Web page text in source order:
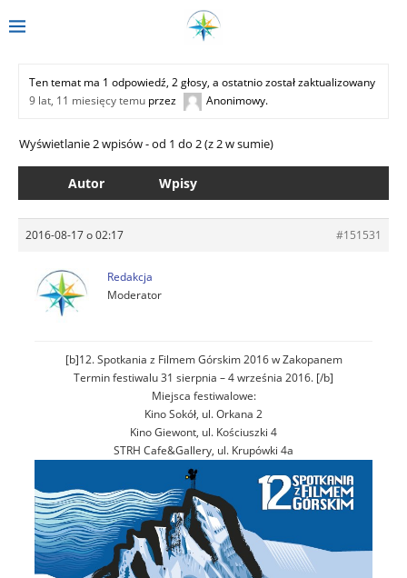
Ten temat ma 1 odpowiedź, 2 głosy, a ostatnio został zaktualizowany
9 lat, 11 miesięcy temu przez Anonimowy.
Wyświetlanie 2 wpisów - od 1 do 2 (z 2 w sumie)
Autor Wpisy
2016-08-17 o 02:17 #151531
Redakcja
Moderator
[b]12. Spotkania z Filmem Górskim 2016 w Zakopanem
Termin festiwalu 31 sierpnia – 4 września 2016. [/b]
Miejsca festiwalowe:
Kino Sokół, ul. Orkana 2
Kino Giewont, ul. Kościuszki 4
STRH Cafe&Gallery, ul. Krupówki 4a